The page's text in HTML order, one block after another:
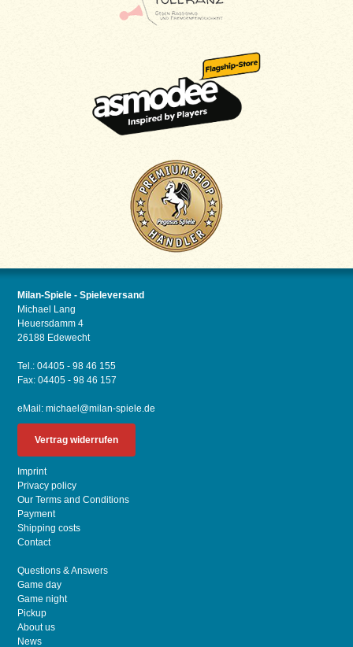
Milan-Spiele - Spieleversand
Michael Lang
Heuersdamm 4
26188 Edewecht
Tel.: 04405 - 98 46 155
Fax: 04405 - 98 46 157
eMail:michael@milan-spiele.de
Vertrag widerrufen
Imprint
Privacy policy
Our Terms and Conditions
Payment
Shipping costs
Contact
Questions & Answers
Game day
Game night
Pickup
About us
News